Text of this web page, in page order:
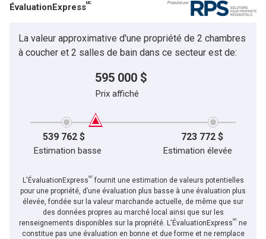
Téléphone
Message
En cliquant sur le bouton « soumettre », vous consentez à nos conditions d'utilisation et
vous nous fournissez l'autorisation écrite de communiquer avec vous.
ÉvaluationExpressMC
La valeur approximative d'une propriété de 2 chambres
à coucher et 2 salles de bain dans ce secteur est de:
595 000 $
Prix affiché
539 762 $ 723 772 $
Estimation basse Estimation élevée
L'ÉvaluationExpressMCfournit une estimation de valeurs potentielles
pour une propriété, d’une évaluation plus basse à une évaluation plus
élevée, fondée sur la valeur marchande actuelle, de même que sur
des données propres au marché local ainsi que sur les
renseignements disponibles sur la propriété. L'ÉvaluationExpressMC ne
constitue pas une évaluation en bonne et due forme et ne remplace